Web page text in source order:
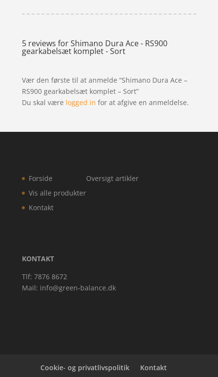
5 reviews forShimano Dura Ace - RS900
gearkabelsæt komplet - Sort
Vær den første til at anmelde “Shimano Dura Ace –
RS900 gearkabelsæt komplet – Sort”
Du skal være logged in for at afgive en anmeldelse.
Forside
Vis alle produkter
Kontakt
Oversigt artikler
KONTAKT
Tlf: 7876 8672
Mail: info@green-balance.dk
Cookie- og privatlivspolitik Kontakt